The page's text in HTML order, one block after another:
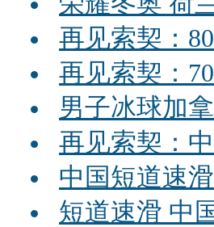
再见索契：
再见索契：
男子冰球加
再见索契：
中国短道速
短道速滑 中